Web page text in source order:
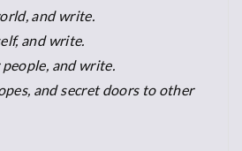
and write.
and write.
and write.
and secret doors to other